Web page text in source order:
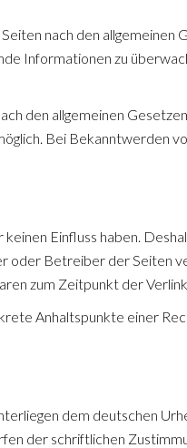
nach den
zu
den allgemeinen
Bei Bekanntwerden
Einfluss haben.
oder Betreiber der Seiten
zum Zeitpunkt der
Anhaltspunkte einer
dem deutschen
der schriftlichen